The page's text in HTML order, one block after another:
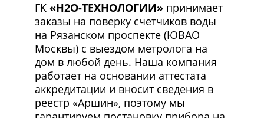
ГК «H2O-ТЕХНОЛОГИИ» принимает
заказы на поверку счетчиков воды
на Рязанском проспекте (ЮВАО
Москвы) с выездом метролога на
дом в любой день. Наша компания
работает на основании аттестата
аккредитации и вносит сведения в
реестр «Аршин», поэтому мы